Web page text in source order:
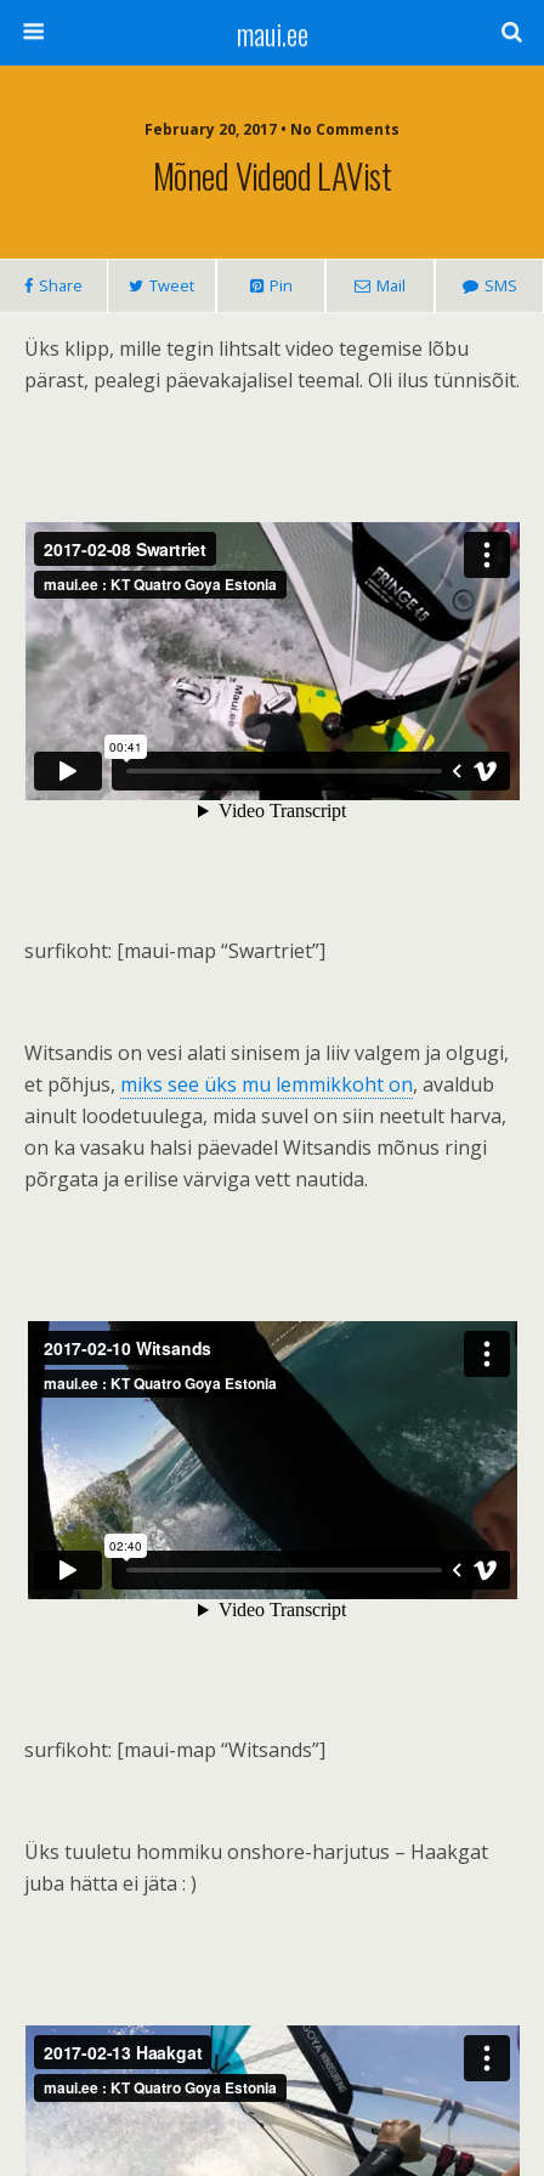
maui.ee
February 20, 2017 • No Comments
Mõned Videod LAVist
Share Tweet Pin Mail SMS
Üks klipp, mille tegin lihtsalt video tegemise lõbu
pärast, pealegi päevakajalisel teemal. Oli ilus tünnisõit.
surfikoht: [maui-map “Swartriet”]
Witsandis on vesi alati sinisem ja liiv valgem ja olgugi,
et põhjus, miks see üks mu lemmikkoht on, avaldub
ainult loodetuulega, mida suvel on siin neetult harva,
on ka vasaku halsi päevadel Witsandis mõnus ringi
põrgata ja erilise värviga vett nautida.
surfikoht: [maui-map “Witsands”]
Üks tuuletu hommiku onshore-harjutus – Haakgat
juba hätta ei jäta : )